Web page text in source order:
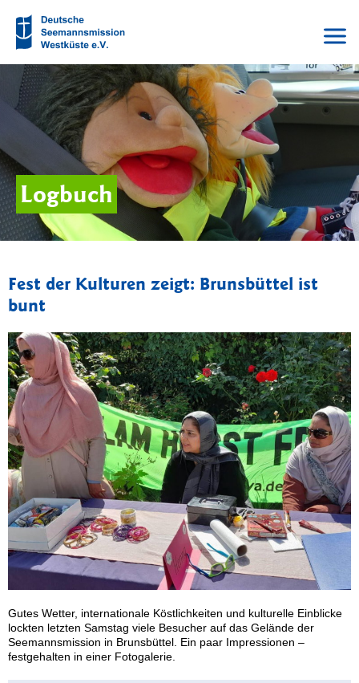
Logbuch
Fest der Kulturen zeigt: Brunsbüttel ist
bunt
Gutes Wetter, internationale Köstlichkeiten und kulturelle Einblicke
lockten letzten Samstag viele Besucher auf das Gelände der
Seemannsmission in Brunsbüttel. Ein paar Impressionen –
festgehalten in einer Fotogalerie.